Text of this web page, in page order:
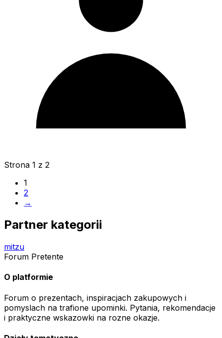
Strona 1 z 2
1
2
→
Partner kategorii
mitzu
Forum Pretente
O platformie
Forum o prezentach, inspiracjach zakupowych i
pomyslach na trafione upominki. Pytania, rekomendacje
i praktyczne wskazowki na rozne okazje.